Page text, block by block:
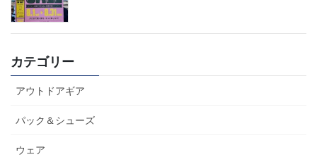
カテゴリー
アウトドアギア
パック＆シューズ
ウェア